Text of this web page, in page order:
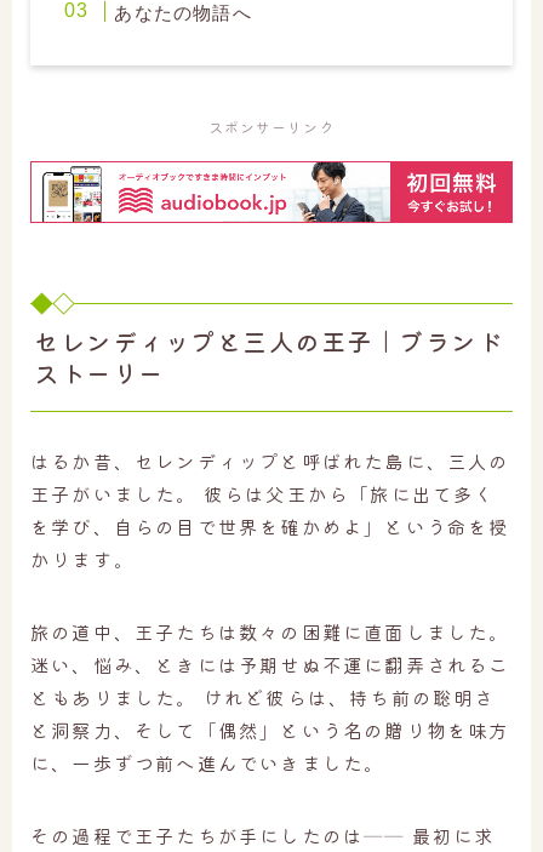
あなたの物語へ
スポンサーリンク
セレンディップと三人の王子｜ブランド
ストーリー
はるか昔、セレンディップと呼ばれた島に、三人の
王子がいました。 彼らは父王から「旅に出て多く
を学び、自らの目で世界を確かめよ」という命を授
かります。
旅の道中、王子たちは数々の困難に直面しました。
迷い、悩み、ときには予期せぬ不運に翻弄されるこ
ともありました。 けれど彼らは、持ち前の聡明さ
と洞察力、そして「偶然」という名の贈り物を味方
に、一歩ずつ前へ進んでいきました。
その過程で王子たちが手にしたのは── 最初に求